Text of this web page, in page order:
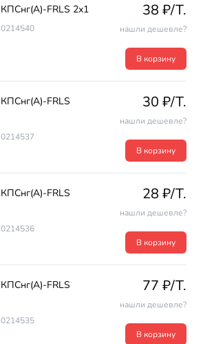
FRLS 2х1 38 ₽/T.
нашли дешевле?
В корзину
FRLS
30 ₽/T.
нашли дешевле?
В корзину
FRLS
28 ₽/T.
нашли дешевле?
В корзину
FRLS
77 ₽/T.
нашли дешевле?
В корзину